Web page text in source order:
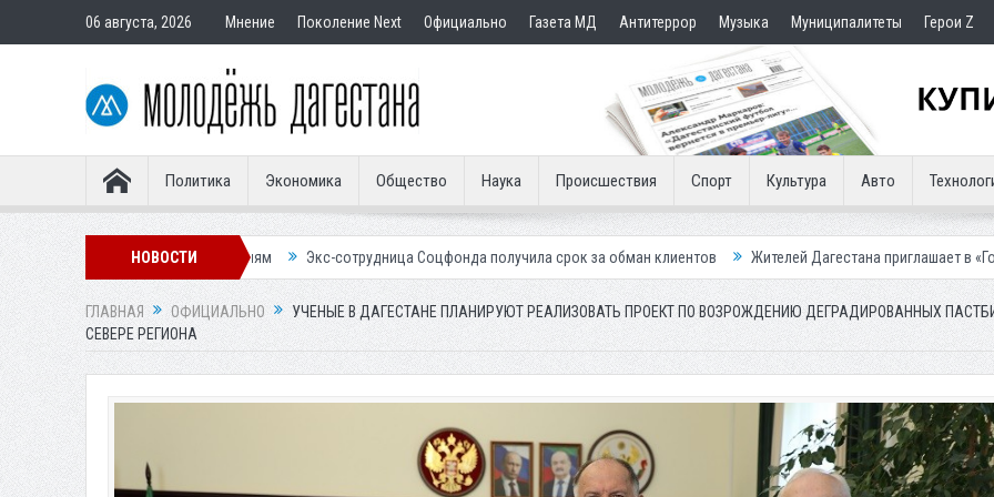
06 августа, 2026 Мнение Поколение Next Официально Газета МД Антитеррор Музыка Муниципалитеты Герои Z
Политика Экономика Общество Наука Происшествия Спорт Культура Авто
НОВОСТИ
покупателям Экс-сотрудница Соцфонда получила срок за обман клиентов Жителей Дагестана приглашает в «Госуслуги Дом»
ГЛАВНАЯ ОФИЦИАЛЬНО
УЧЕНЫЕ В ДАГЕСТАНЕ ПЛАНИРУЮТ РЕАЛИЗОВАТЬ ПРОЕКТ ПО ВОЗРОЖДЕНИЮ ДЕГРАДИРОВАННЫХ
СЕВЕРЕ РЕГИОНА